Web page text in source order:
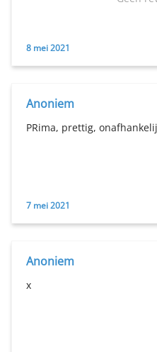
8 mei 2021
Anoniem
PRima, prettig,
7 mei 2021
Anoniem
x